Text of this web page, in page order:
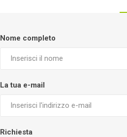
Nome completo
La tua e-mail
Richiesta